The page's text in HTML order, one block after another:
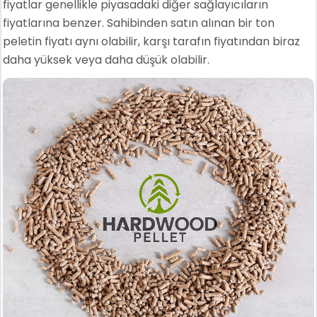
fiyatlar genellikle piyasadaki diğer sağlayıcıların
fiyatlarına benzer. Sahibinden satın alınan bir ton
peletin fiyatı aynı olabilir, karşı tarafın fiyatından biraz
daha yüksek veya daha düşük olabilir.